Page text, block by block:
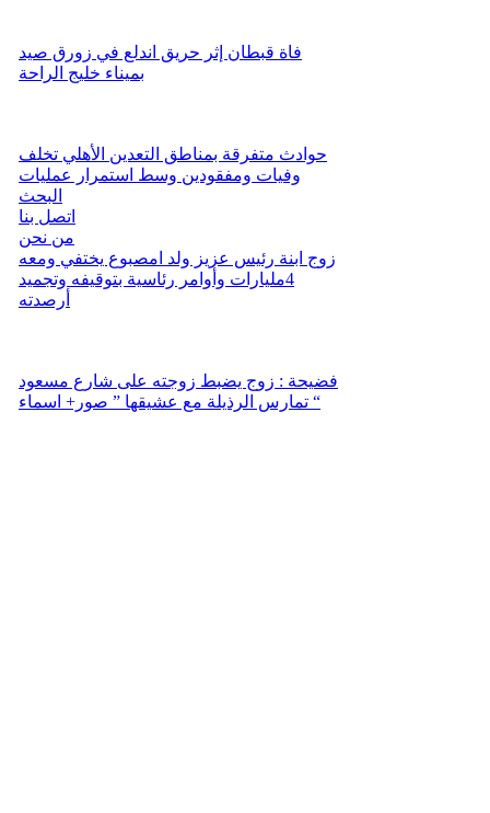
فاة قبطان إثر حريق اندلع في زورق صيد
بميناء خليج الراحة
حوادث متفرقة بمناطق التعدين الأهلي تخلف
وفيات ومفقودين وسط استمرار عمليات
البحث
اتصل بنا
من نحن
زوج ابنة رئيس عزيز ولد امصبوع يختفي ومعه
4مليارات وأوامر رئاسية بتوقيفه وتجميد
أرصدته
فضيحة : زوج يضبط زوجته على شارع مسعود
تمارس الرذيلة مع عشيقها ” صور+ اسماء “